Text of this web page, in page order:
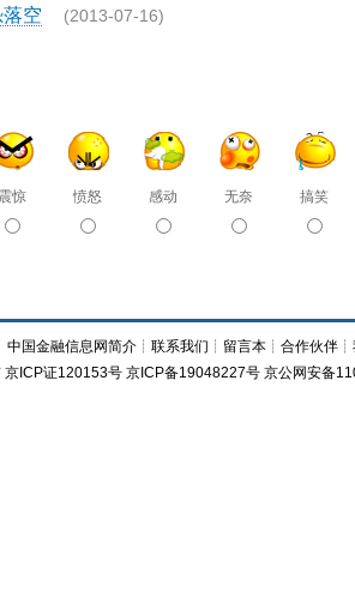
空 (2013-07-16)
震惊 愤怒 感动 无奈 搞笑
中国金融信息网简介 ┊联系我们 ┊ 留言本 ┊合作伙伴 ┊
京ICP证120153号 京ICP备19048227号 京公网安备